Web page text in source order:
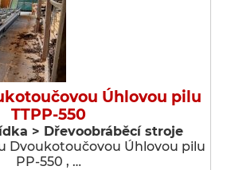
Úhlovou pilu
TTPP-550
> Dřevoobráběcí stroje
Dvoukotoučovou Úhlovou pilu
PP-550 , …